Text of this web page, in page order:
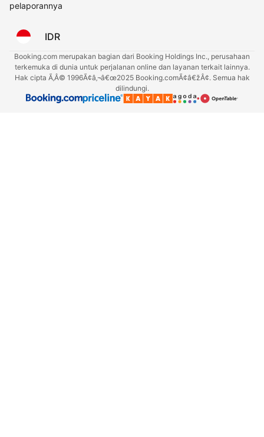
pelaporannya
IDR
Booking.com merupakan bagian dari Booking Holdings Inc., perusahaan
terkemuka di dunia untuk perjalanan online dan layanan terkait lainnya.
Hak cipta Ã‚Â© 1996Ã¢â‚¬â€œ2025 Booking.comÃ¢â€žÂ¢. Semua hak
dilindungi.